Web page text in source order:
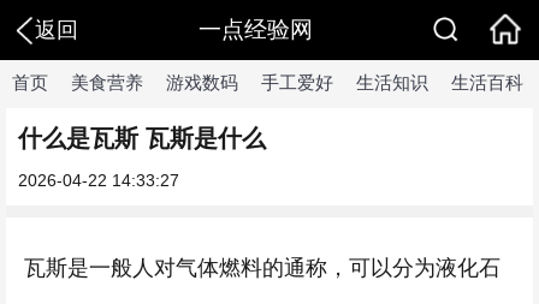
返回 一点经验网
首页 美食营养 游戏数码 手工爱好 生活知识 生活百科
什么是瓦斯 瓦斯是什么
2026-04-22 14:33:27
瓦斯是一般人对气体燃料的通称，可以分为液化石